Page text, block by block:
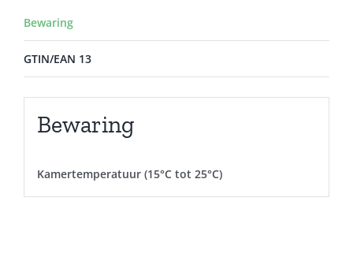
Bewaring
GTIN/EAN 13
Bewaring
Kamertemperatuur (15°C tot 25°C)